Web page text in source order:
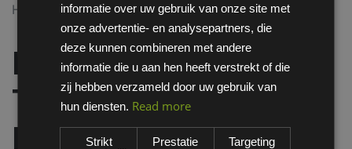
Home >All Products
Honeywell Tactile T2400 veiligheidsbril I/O
Honeywell Tactile
T2400 veiligheidsbril
I/O
informatie over uw gebruik van onze site met
onze advertentie- en analysepartners, die
deze kunnen combineren met andere
informatie die u aan hen heeft verstrekt of die
zij hebben verzameld door uw gebruik van
hun diensten. Read more
Strikt
Prestatie Targeting